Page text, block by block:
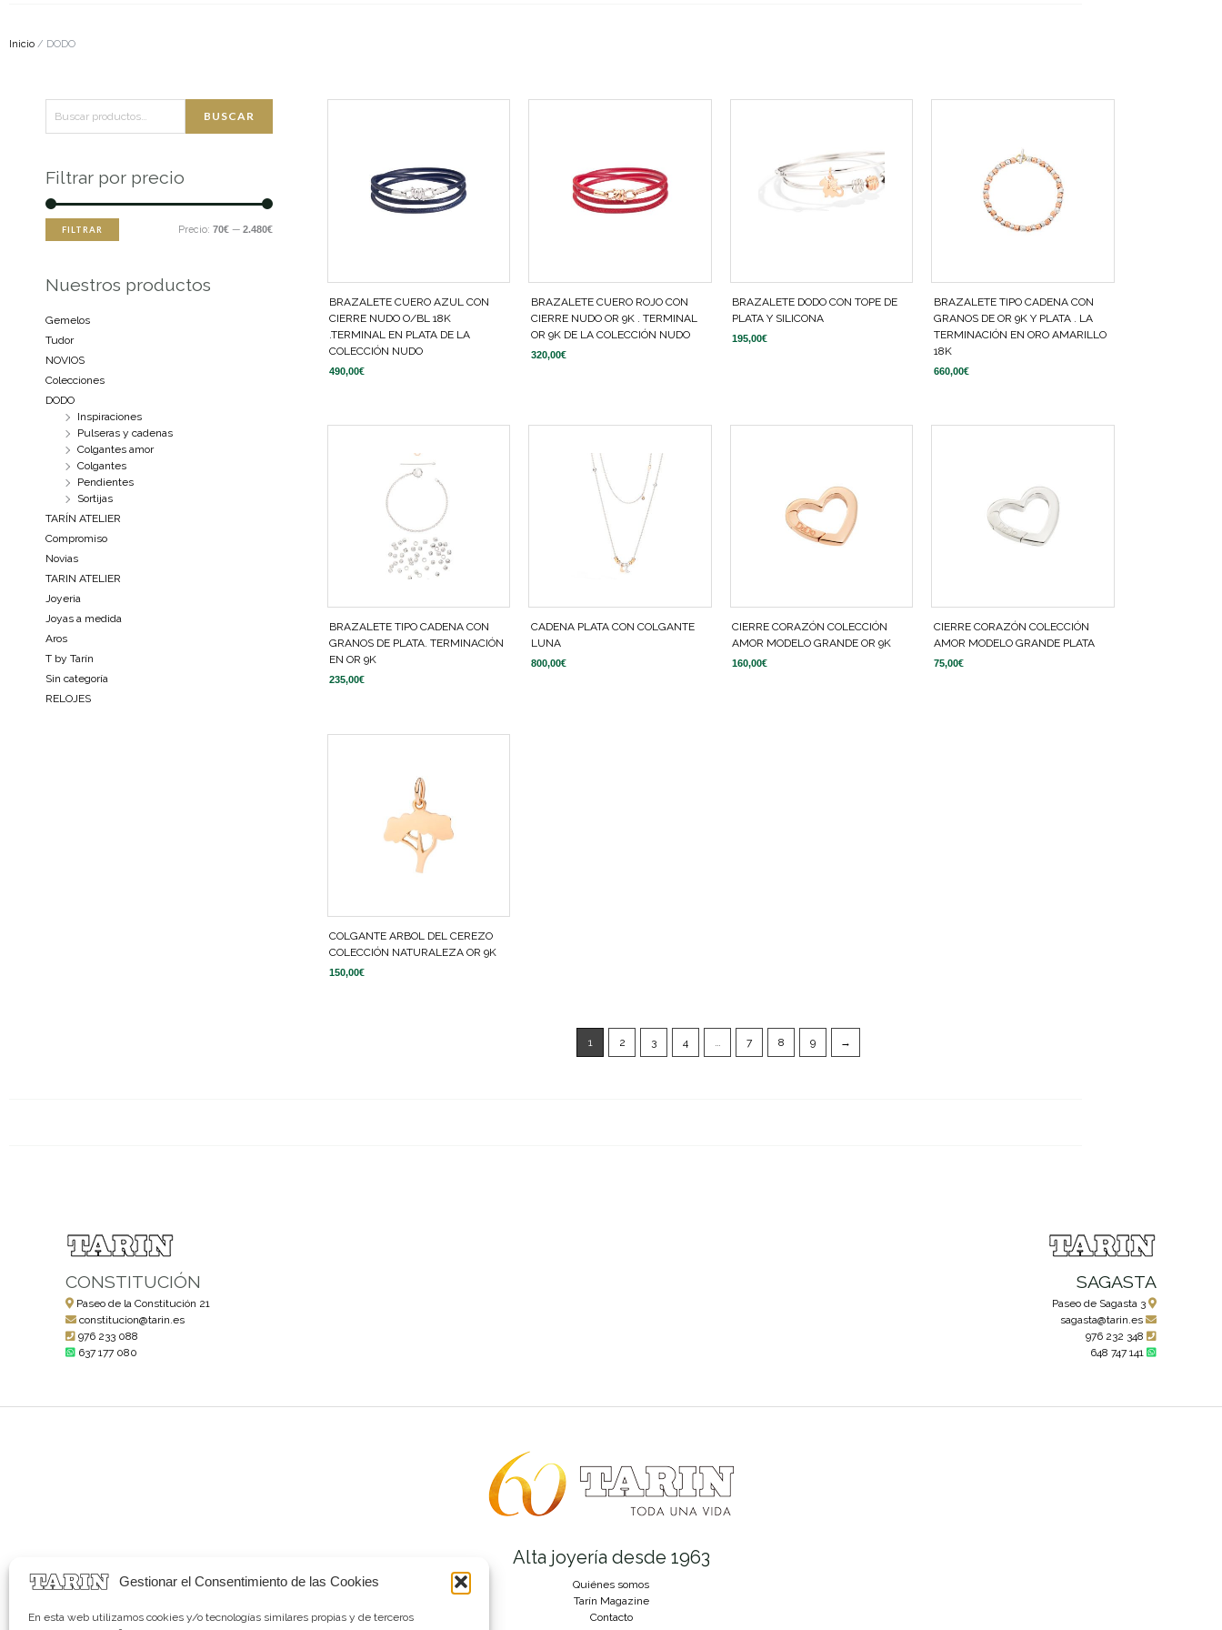
Gestionar el Consentimiento de las Cookies
En esta web utilizamos cookies y/o tecnologías similares propias y de terceros
Inicio / DODO
por:
BUSCAR
Filtrar por precio
mínimo
máximo
FILTRAR Precio: 70€— 2.480€
Nuestros productos
Gemelos
Tudor
NOVIOS
Colecciones
DODO
Inspiraciones
Pulseras y cadenas
Colgantes amor
Colgantes
Pendientes
Sortijas
TARÍN ATELIER
Compromiso
Novias
TARIN ATELIER
Joyeria
Joyas a medida
Aros
T by Tarín
Sin categoría
RELOJES
BRAZALETE CUERO AZUL CON
CIERRE NUDO O/BL 18K
.TERMINAL EN PLATA DE LA
COLECCIÓN NUDO
490,00€
BRAZALETE CUERO ROJO CON
CIERRE NUDO OR 9K . TERMINAL
OR 9K DE LA COLECCIÓN NUDO
320,00€
BRAZALETE DODO CON TOPE DE
PLATA Y SILICONA
195,00€
BRAZALETE TIPO CADENA CON
GRANOS DE OR 9K Y PLATA . LA
TERMINACIÓN EN ORO AMARILLO
18K
660,00€
BRAZALETE TIPO CADENA CON
GRANOS DE PLATA. TERMINACIÓN
EN OR 9K
235,00€
CADENA PLATA CON COLGANTE
LUNA
800,00€
CIERRE CORAZÓN COLECCIÓN
AMOR MODELO GRANDE OR 9K
160,00€
CIERRE CORAZÓN COLECCIÓN
AMOR MODELO GRANDE PLATA
75,00€
COLGANTE ARBOL DEL CEREZO
COLECCIÓN NATURALEZA OR 9K
150,00€
1 2 3 4 7 8 9 →
CONSTITUCIÓN
Paseo de la Constitución 21
constitucion@tarin.es
976 233 088
637 177 080
SAGASTA
Paseo de Sagasta 3
sagasta@tarin.es
976 232 348
648 747 141
Alta joyería desde 1963
Quiénes somos
Tarín Magazine
Contacto